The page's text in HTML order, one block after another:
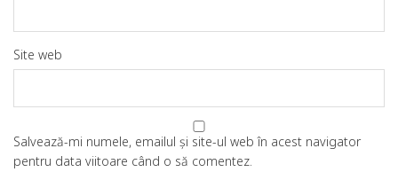
Site web
Salvează-mi numele, emailul și site-ul web în acest navigator
pentru data viitoare când o să comentez.